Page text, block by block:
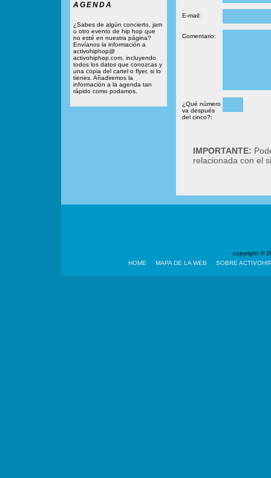
AGENDA
¿Sabes de algún concierto, jam
u otro evento de hip hop que
no esté en nuestra página?
Envíanos la información a
activohiphop@
activohiphop.com, incluyendo
todos los datos que conozcas y
una copia del cartel o flyer, si lo
tienes. Añadiremos la
información a la agenda tan
rápido como podamos.
E-mail:
Comentario:
¿Qué número
va después
del cinco?:
IMPORTANTE:
relacionada con el
copyright ©
HOME
MAPA DE LA WEB SOBRE